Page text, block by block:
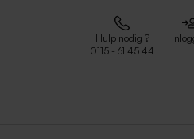
Hulp nodig ?
0115 - 61 45 44